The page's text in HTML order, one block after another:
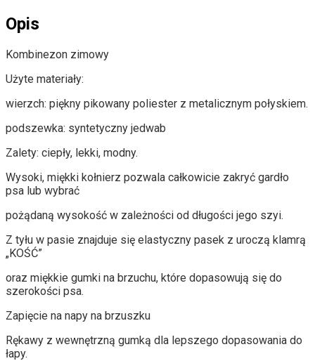
Opis
Kombinezon zimowy
Użyte materiały:
wierzch: piękny pikowany poliester z metalicznym połyskiem.
podszewka: syntetyczny jedwab
Zalety: ciepły, lekki, modny.
Wysoki, miękki kołnierz pozwala całkowicie zakryć gardło
psa lub wybrać
pożądaną wysokość w zależności od długości jego szyi.
Z tyłu w pasie znajduje się elastyczny pasek z uroczą klamrą
„KOŚĆ”
oraz miękkie gumki na brzuchu, które dopasowują się do
szerokości psa.
Zapięcie na napy na brzuszku
Rękawy z wewnętrzną gumką dla lepszego dopasowania do
łapy.